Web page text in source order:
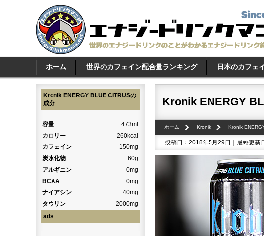
ホーム 世界のカフェイン配合量ランキング 日本のカフェ
Kronik ENERGY
ホーム Kronik Kronik
投稿日：2018年5月29日｜最終更新
Kronik ENERGY BLUE CITRUSの
成分
容量
473ml
カロリー
260kcal
カフェイン
150mg
炭水化物
60g
アルギニン
0mg
BCAA
0mg
ナイアシン
40mg
タウリン
2000mg
ads